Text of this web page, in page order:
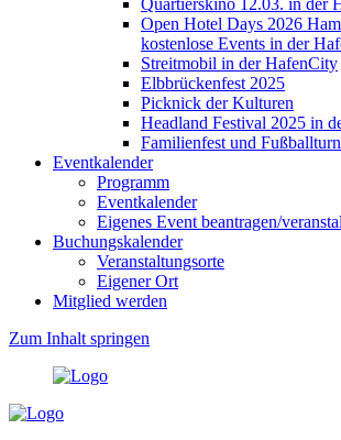
Quartierskino 12.03. in der
Open Hotel Days 2026
kostenlose Events in der
Streitmobil in der HafenCity
Elbbrückenfest 2025
Picknick der Kulturen
Headland Festival 2025 in
Familienfest und
Eventkalender
Programm
Eventkalender
Eigenes Event beantragen/
Buchungskalender
Veranstaltungsorte
Eigener Ort
Mitglied werden
Zum Inhalt springen